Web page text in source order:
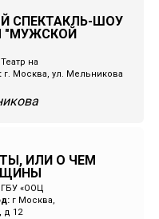
СПЕКТАКЛЬ-ШОУ
Театр на
г. Москва, ул. Мельникова
ИЛИ О ЧЕМ
ГБУ «ООЦ
г Москва,
д 12